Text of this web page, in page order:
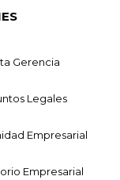
Gerencia
Legales
Empresarial
Empresarial